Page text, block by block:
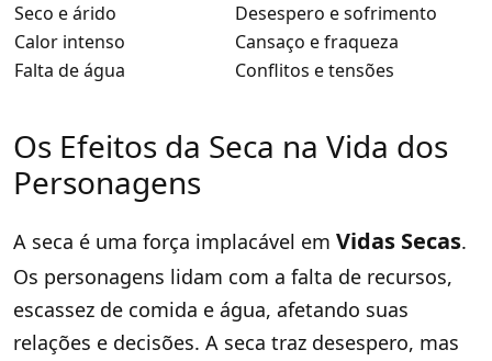
Seco e árido
Desespero e sofrimento
Calor intenso
Cansaço e fraqueza
Falta de água
Conflitos e tensões
Os Efeitos da Seca na Vida dos
Personagens
A seca é uma força implacável em Vidas Secas.
Os personagens lidam com a falta de recursos,
escassez de comida e água, afetando suas
relações e decisões. A seca traz desespero, mas